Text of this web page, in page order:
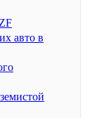
авто в